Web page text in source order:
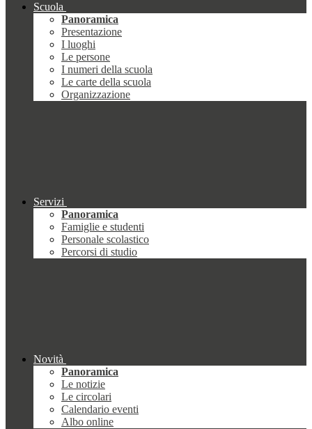
Scuola
Panoramica
Presentazione
I luoghi
Le persone
I numeri della scuola
Le carte della scuola
Organizzazione
Servizi
Panoramica
Famiglie e studenti
Personale scolastico
Percorsi di studio
Novità
Panoramica
Le notizie
Le circolari
Calendario eventi
Albo online